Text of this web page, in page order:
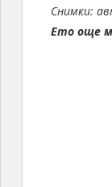
Снимки:
Ето още